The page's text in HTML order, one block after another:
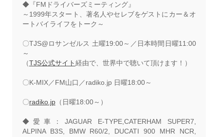
◆『FMドライバーズミーティング』
～1999年スタート、著名人やセレブをゲストにカー＆オ
ートバイライフをトーク～
〇TJS@ロサンゼルス 土曜19:00～／日本時間日曜11:00
～
（TJS公式サイト 経由で、世界中で聴いて頂けます！）
〇K-MIX／FM山口／radiko.jp 日曜18:00～
〇radiko.jp（日曜18:00～）
◆愛車：JAGUAR E-TYPE,CATERHAM SUPER7,
ALPINA B3S, BMW R60/2, DUCATI 900 MHR NCR,